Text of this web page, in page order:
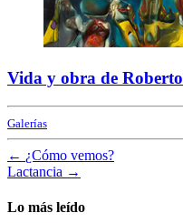
Vida y obra de
Galerías
← ¿Cómo vemos?
Lactancia →
Lo más leído